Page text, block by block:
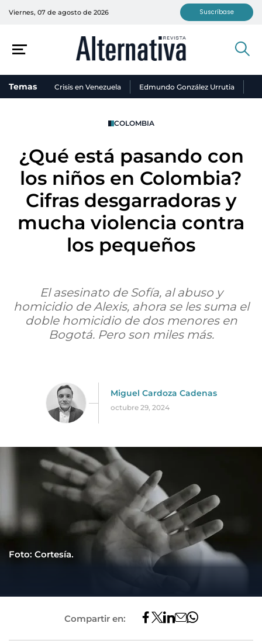
Viernes, 07 de agosto de 2026 Suscríbase
Temas Crisis en Venezuela Edmundo González Urrutia
COLOMBIA
¿Qué está pasando con
los niños en Colombia?
Cifras desgarradoras y
mucha violencia contra
los pequeños
El asesinato de Sofía, al abuso y
homicidio de Alexis, ahora se les suma el
doble homicidio de dos menores en
Bogotá. Pero son miles más.
Miguel Cardoza Cadenas
octubre 29, 2024
Foto: Cortesía.
Compartir en: